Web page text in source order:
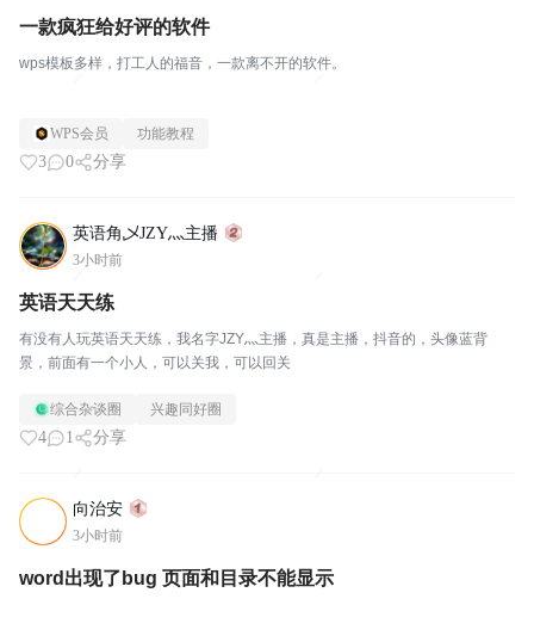
一款疯狂给好评的软件
wps模板多样，打工人的福音，一款离不开的软件。
WPS会员 功能教程
3 0 分享
英语角乄JZY灬主播
3小时前
英语天天练
有没有人玩英语天天练，我名字JZY灬主播，真是主播，抖音的，头像蓝背
景，前面有一个小人，可以关我，可以回关
综合杂谈圈 兴趣同好圈
4 1 分享
向治安
3小时前
word出现了bug 页面和目录不能显示